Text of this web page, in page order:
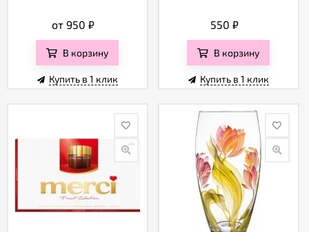
от 950₽
В корзину
Купить в 1 клик
550 ₽
В корзину
Купить в 1 клик